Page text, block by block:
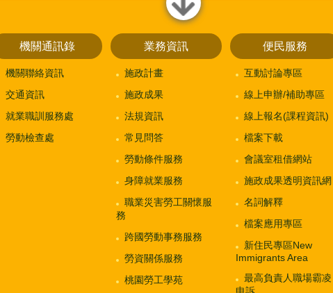
close
機關通訊錄
機關聯絡資訊
交通資訊
就業職訓服務處
勞動檢查處
業務資訊
施政計畫
施政成果
法規資訊
常見問答
勞動條件服務
身障就業服務
職業災害勞工關懷服
務
跨國勞動事務服務
勞資關係服務
桃園勞工學苑
便民服務
互動討論專區
線上申辦/補助專區
線上報名(課程資訊)
檔案下載
會議室租借網站
施政成果透明資訊網
名詞解釋
檔案應用專區
新住民專區New
Immigrants Area
最高負責人職場霸凌